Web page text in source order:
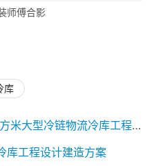
师傅合影
库
冷链物流冷库工程设计建造方案
工程设计建造方案